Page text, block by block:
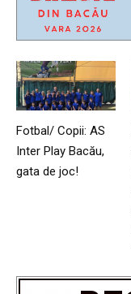
Fotbal/ Copii: AS
Inter Play Bacău,
gata de joc!